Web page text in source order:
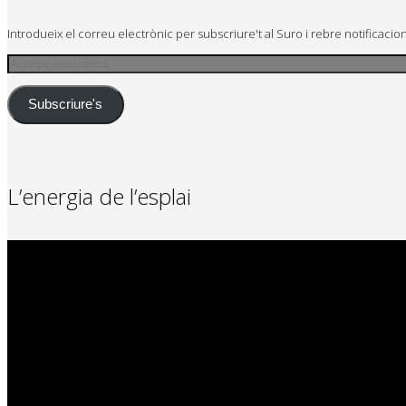
Introdueix el correu electrònic per subscriure't al Suro i rebre
Adreça
electrònica
Subscriure's
L’energia de l’esplai